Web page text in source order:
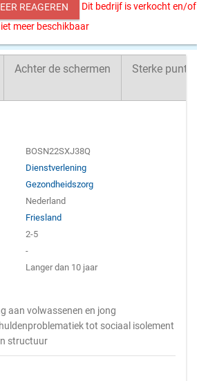
REAGEREN
Dit bedrijf is verkocht en/of
meer beschikbaar
Achter de schermen Sterke
BOSN22SXJ38Q
Dienstverlening
Gezondheidszorg
Nederland
Friesland
2-5
-
Langer dan 10 jaar
aan volwassenen en jong
tot sociaal isolement
structuur